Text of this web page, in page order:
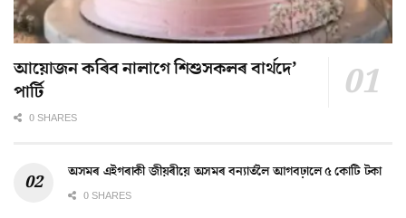
আয়োজন কৰিব নালাগে শিশুসকলৰ বাৰ্থদে’
পাৰ্টি
0 SHARES
অসমৰ এইগৰাকী জীয়ৰীয়ে অসমৰ বন্যাৰ্তলৈ আগবঢ়ালে ৫ কোটি টকা
0 SHARES